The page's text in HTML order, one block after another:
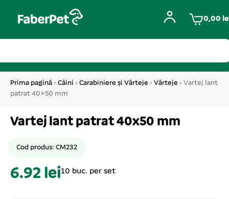
0,00
Prima pagină › Câini › Carabiniere și Vârteje › Vârteje › Vartej lant
patrat 40×50 mm
Vartej lant patrat 40x50 mm
Cod produs: CM232
6.92 lei10 buc. per set